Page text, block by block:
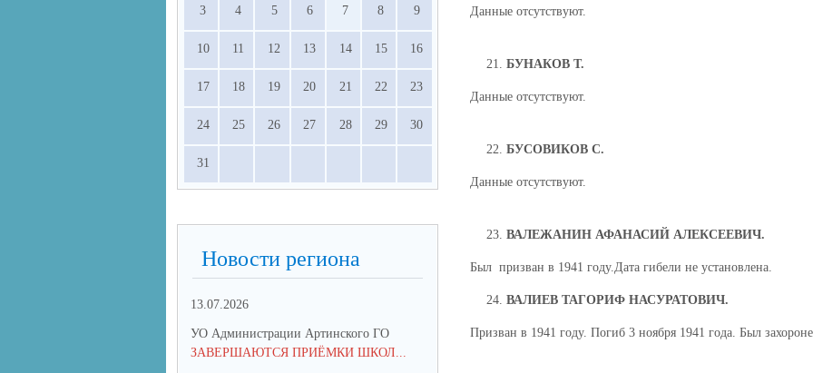
Данные отсутствуют.
БУНАКОВ Т.
Данные отсутствуют.
БУСОВИКОВ С.
Данные отсутствуют.
ВАЛЕЖАНИН АФАНАСИЙ АЛЕКСЕЕВИЧ.
Был призван в 1941 году.Дата гибели не установлена.
ВАЛИЕВ ТАГОРИФ НАСУРАТОВИЧ.
Призван в 1941 году. Погиб 3 ноября 1941 года. Был
3 4 5 6 7 8 9
10 11 12 13 14 15 16
17 18 19 20 21 22 23
24 25 26 27 28 29 30
31
Новости региона
13.07.2026
УО Администрации Артинского ГО
ЗАВЕРШАЮТСЯ ПРИЁМКИ ШКОЛ...
01.07.2026
УО Администрации Артинского ГО
23.06.2026
УО Администрации